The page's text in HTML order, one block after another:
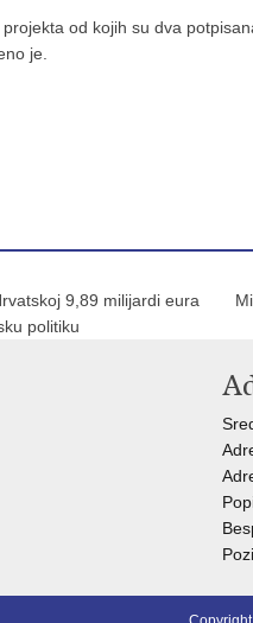
od kojih su dva
je.
9,89 milijardi eura
politiku